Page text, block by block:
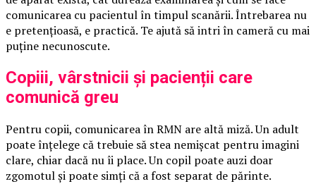
comunicarea cu pacientul în timpul scanării. Întrebarea nu
e pretențioasă, e practică. Te ajută să intri în cameră cu mai
puține necunoscute.
Copiii, vârstnicii și pacienții care
comunică greu
Pentru copii, comunicarea în RMN are altă miză. Un adult
poate înțelege că trebuie să stea nemișcat pentru imagini
clare, chiar dacă nu îi place. Un copil poate auzi doar
zgomotul și poate simți că a fost separat de părinte.